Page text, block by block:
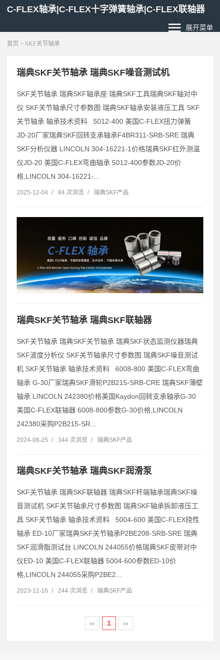
C-FLEX轴承|C-FLEX十字弹簧轴承|C-FLEX联轴器
展开菜单
首页 > SKF关节轴承
瑞典SKF关节轴承 瑞典SKF噪音测试机
SKF关节轴承 瑞典SKF轴承座 瑞典SKF工具瑞典SKF轴对中
仪 SKF关节轴承尺寸参数图 瑞典SKF轴承安装液压工具 SKF
关节轴承 轴承技术资料 5012-400 美国C-FLEX扭力弹簧
JD-20厂家瑞典SKF回转支承轴承F4BR311-SRB-SRE 瑞典
SKF分析仪器 LINCOLN 304-16221-1价格瑞典SKF红外测温
仪JD-20 美国C-FLEX弯曲轴承 5012-400参数JD-20价
格,LINCOLN 304-16221-...
2025-12-04 / 84 次浏览 / 瑞典SKF产品
瑞典SKF关节轴承 瑞典SKF联轴器
SKF关节轴承 瑞典SKF关节轴承 瑞典SKF状态监测仪器瑞典
SKF波度分析仪 SKF关节轴承尺寸参数图 瑞典SKF噪音测试
机 SKF关节轴承 轴承技术资料 6008-800 美国C-FLEX弯曲
轴承 G-30厂家瑞典SKF滑轮P2B215-SRB-CRE 瑞典SKF薄壁
轴承 LINCOLN 242380价格美国Kaydon回转支承轴承G-30
美国C-FLEX联轴器 6008-800参数G-30价格,LINCOLN
242380采购P2B215-SR...
2024-08-25 / 344 次浏览 / 瑞典SKF产品
瑞典SKF关节轴承 瑞典SKF润滑泵
SKF关节轴承 瑞典SKF联轴器 瑞典SKF杆端轴承瑞典SKF噪
音测试机 SKF关节轴承尺寸参数图 瑞典SKF轴承拆卸液压工
具 SKF关节轴承 轴承技术资料 5004-600 美国C-FLEX挠性
轴承 ED-10厂家瑞典SKF关节轴承P2BE208-SRB-SRE 瑞典
SKF润滑脂测试台 LINCOLN 244055价格瑞典SKF皮带对中
仪ED-10 美国C-FLEX联轴器 5004-600参数ED-10价
格,LINCOLN 244055采购P2BE2...
2023-12-16 / 244 次浏览 / 瑞典SKF产品
‹‹ 1 ››